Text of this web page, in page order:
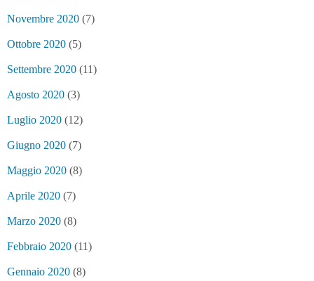
Novembre 2020 (7)
Ottobre 2020 (5)
Settembre 2020 (11)
Agosto 2020 (3)
Luglio 2020 (12)
Giugno 2020 (7)
Maggio 2020 (8)
Aprile 2020 (7)
Marzo 2020 (8)
Febbraio 2020 (11)
Gennaio 2020 (8)